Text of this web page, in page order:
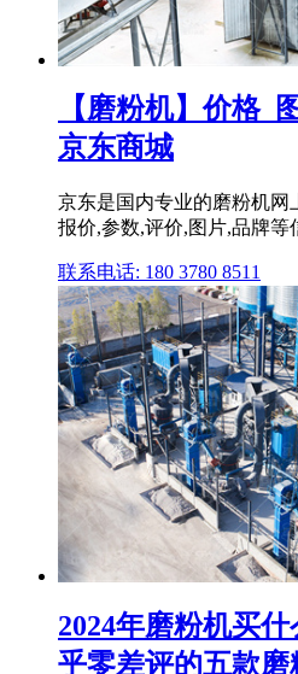
【磨粉机】价格_
京东商城
京东是国内专业的磨粉机网
报价,参数,评价,图片,品牌等
联系电话: 180 3780 8511
2024年磨粉机买
乎零差评的五款磨